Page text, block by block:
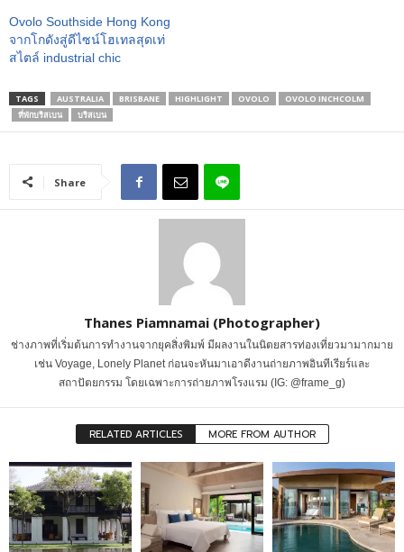
Ovolo Southside Hong Kong
จากโกดังสู่ดีไซน์โฮเทลสุดเท่
สไตล์ industrial chic
TAGS AUSTRALIA BRISBANE HIGHLIGHT OVOLO
OVOLO INCHCOLM
ที่พักบริสเบน
บริสเบน
Share
Thanes Piamnamai (Photographer)
ช่างภาพที่เริ่มต้นการทำงานจากยุคสิ่งพิมพ์ มีผลงานในนิตยสารท่องเที่ยวมามากมาย
เช่น Voyage, Lonely Planet ก่อนจะหันมาเอาดีงานถ่ายภาพอินทีเรียร์และ
สถาปัตยกรรม โดยเฉพาะการถ่ายภาพโรงแรม (IG: @frame_g)
RELATED ARTICLES MORE FROM AUTHOR